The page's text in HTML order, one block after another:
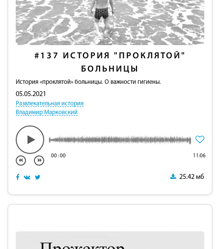
#137
ИСТОРИЯ "ПРОКЛЯТОЙ"
БОЛЬНИЦЫ
История «проклятой» больницы. О важности гигиены.
05.05.2021
Развлекательная история
Владимир Марковский
00:00 11:06
25.42 мб